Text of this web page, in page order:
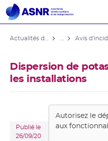
Dispersion de
les installations
Publié le
26/09/20
Autorisez le
aux